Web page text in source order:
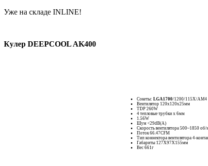
Уже на складе INLINE!
Кулер DEEPCOOL AK400
Сокеты: LGA1700/1200/115X/AM4
Вентилятор 120х120х25мм
TDP 260W
4 тепловые трубки х 6мм
1.56W
Шум <29dB(A)
Скорость вентилятора 500~1850
Поток 66.47CFM
Тип коннектора вентилятора 4-
Габариты 127X97X155мм
Вес 661г